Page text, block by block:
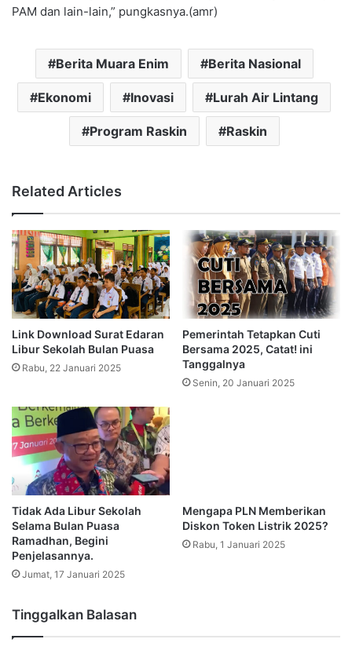
PAM dan lain-lain,” pungkasnya.(amr)
Berita Muara Enim Berita Nasional
Ekonomi Inovasi Lurah Air Lintang
Program Raskin Raskin
Related Articles
Link Download Surat Edaran
Libur Sekolah Bulan Puasa
Rabu, 22 Januari 2025
Pemerintah Tetapkan Cuti
Bersama 2025, Catat! ini
Tanggalnya
Senin, 20 Januari 2025
Tidak Ada Libur Sekolah
Selama Bulan Puasa
Ramadhan, Begini
Penjelasannya.
Jumat, 17 Januari 2025
Mengapa PLN Memberikan
Diskon Token Listrik 2025?
Rabu, 1 Januari 2025
Tinggalkan Balasan